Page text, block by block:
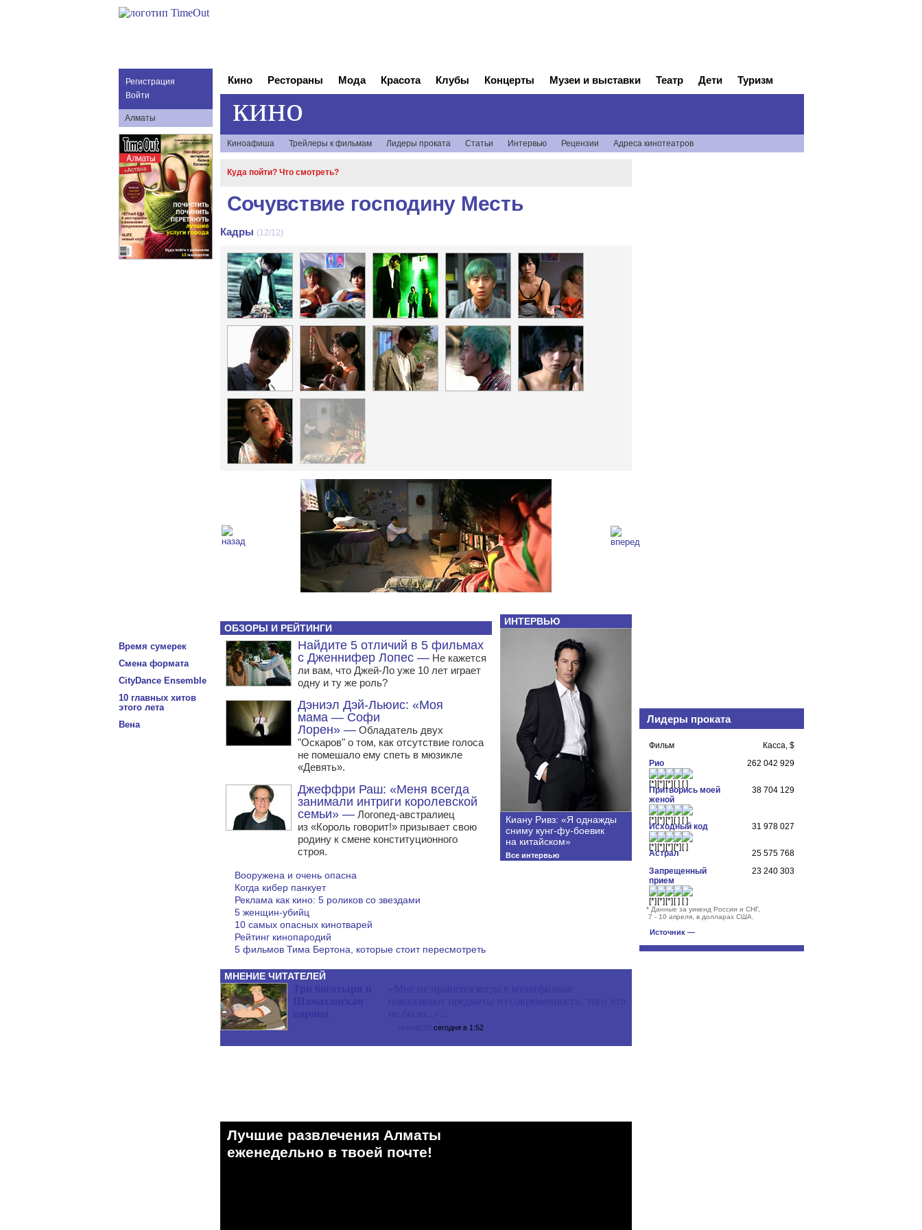
Регистрация
Войти
Алматы
Время сумерек
Смена формата
CityDance Ensemble
10 главных хитов
этого лета
Вена
Кино Рестораны Мода Красота Клубы Концерты Музеи и выставки Театр Дети Туризм
кино
Киноафиша Трейлеры к фильмам Лидеры проката Статьи Интервью Рецензии Адреса кинотеатров
Куда пойти? Что смотреть?
Сочувствие господину Месть
Кадры (12/12)
ОБЗОРЫ И РЕЙТИНГИ
Найдите 5 отличий в 5 фильмах
с Дженнифер Лопес —Не кажется
ли вам, что Джей-Ло уже 10 лет играет
одну и ту же роль?
Дэниэл Дэй-Льюис: «Моя
мама — Софи
Лорен» —Обладатель двух
"Оскаров" о том, как отсутствие голоса
не помешало ему спеть в мюзикле
«Девять».
Джеффри Раш: «Меня всегда
занимали интриги королевской
семьи» —Логопед-австралиец
из «Король говорит!» призывает свою
родину к смене конституционного
строя.
Вооружена и очень опасна
Когда кибер панкует
Реклама как кино: 5 роликов со звездами
5 женщин-убийц
10 самых опасных кинотварей
Рейтинг кинопародий
5 фильмов Тима Бертона, которые стоит пересмотреть
ИНТЕРВЬЮ
Киану Ривз: «Я однажды
сниму кунг-фу-боевик
на китайском»
Все интервью
МНЕНИЕ ЧИТАТЕЛЕЙ
сегодня в 1:52
Лучшие развлечения Алматы
eженедельно в твоей почте!
Лидеры проката
Фильм
Касса, $
Рио
262 042 929
Притворись моей
женой
38 704 129
Исходный код 31 978 027
Астрал
25 575 768
Запрещенный
прием
23 240 303
*Данные за уикенд России и СНГ,
7 - 10 апреля, в долларах США.
Источник —